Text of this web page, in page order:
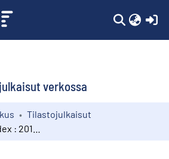
verkossa
Tilastojulkaisut